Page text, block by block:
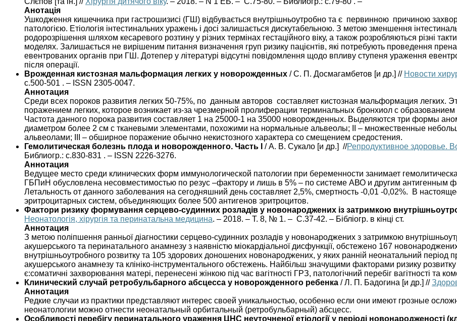
Анотація
Ушкодження кишечника при гастрошизисі (ГШ) відбувається внутрішньоутробно та є первинною причиною
патологією. Етіологія інтестинальних уражень і досі залишається дискутабельною. З метою зменшення
родорозрішення шляхом кесаревого розтину у різних термінах гестаційного віку, а також розробляються різні
моделях. Залишається не вирішеним питання визначення груп ризику пацієнтів, які потребують проведення
евентрованих органів при ГШ. Дотепер у літературі відсутні повідомлення щодо впливу ступеня ураження
після операції.
Врожденная кистозная мальформация легких у новорожденных / С. П. Досмагамбетов [и др.] // Новости
с.500-501 . – ISSN 2305-0047.
Аннотация
Среди всех пороков развития легких 50-75%, по данным авторов составляет кистозная мальформация легких.
поражением легких, которое возникает из-за чрезмерной пролиферации терминальных бронхиол с
Частота данного порока развития составляет 1 на 25000-1 на 35000 новорожденных. Выделяются три формы
диаметром более 2 см с тканевыми элементами, похожими на нормальные альвеолы; II – множественные
альвеолами; III – обширное поражение обычно некистозного характера со смещением средостения.
Гемолитическая болезнь плода и новорожденного. Часть І
/ А. В. Сукало [и др.] //Репродуктивное здоровье.
Библиогр.: с.830-831 . – ISSN 2226-3276.
Аннотация
Ведущее место среди клинических форм иммунологической патологии при беременности занимает
ГБПиН обусловлена несовместимостью по резус –фактору и лишь в 5% – по системе АВО и другим антигенным
Летальность от данного заболевания на сегодняшний день составляет 2,5%, смертность -0,01 -0,02%. В
эритроцитарных систем, объединяющих более 500 антигенов эритроцитов.
Фактори ризику формування серцево-судинних розладів у новонароджених із затримкою
Неонатологія, хірургія та перинатальна медицина. – 2018. – Т. 8, № 1. – С.37-42. – Бібліогр. в кінці ст.
Аннотация
З метою поліпшення ранньої діагностики серцево-судинних розладів у новонароджених з затримкою
акушерського та перинатального анамнезу з наявністю міокардіальної дисфункції, обстежено 167
внутрішньоутробного розвитку та 105 здорових доношених новонароджених, у яких ранній неонатальний період
акушерського анамнезу та клініко-інструментального обстежень. Найбільш значущими факторами ризику
є:соматичні захворювання матері, перенесені жінкою під час вагітності ГРЗ, патологічний перебіг вагітності та
Клинический случай ретробульбарного абсцесса у новорожденного ребенка / Л. П. Бадогина [и др.] //
Аннотация
Редкие случаи из практики представляют интерес своей уникальностью, особенно если они имеют грозные
неонатологии можно отнести неонатальный орбитальный (ретробульбарный) абсцесс.
Особливості перебігу перинатального ураження ЦНС неуточненої етіології у періоді новонародженості